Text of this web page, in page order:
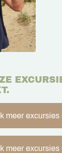
meer excursies
meer excursies